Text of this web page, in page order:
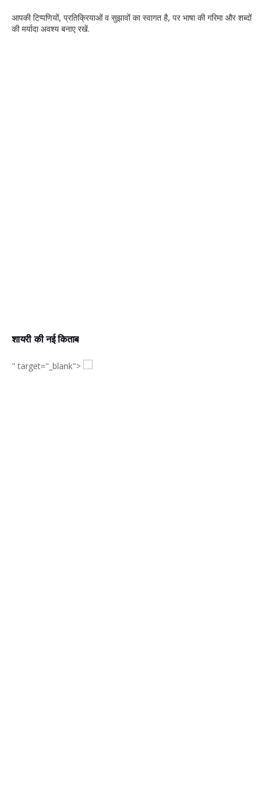
आपकी टिप्‍पणियों, प्रतिक्रियाओं व सुझावों का स्‍वागत है, पर भाषा की गरिमा और शब्‍दों
की मर्यादा अवश्‍य बनाए रखें.
शायरी की नई किताब
" target="_blank">